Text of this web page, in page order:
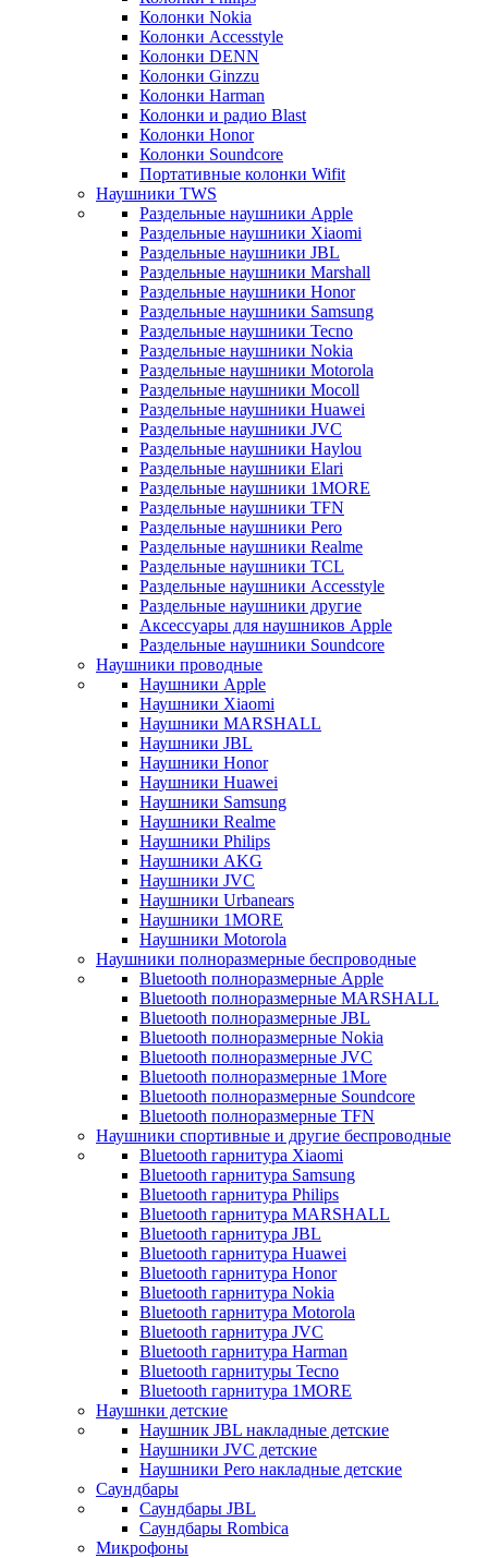
Колонки Nokia
Колонки Accesstyle
Колонки DENN
Колонки Ginzzu
Колонки Harman
Колонки и радио Blast
Колонки Honor
Колонки Soundcore
Портативные колонки Wifit
Наушники TWS
Раздельные наушники Apple
Раздельные наушники Xiaomi
Раздельные наушники JBL
Раздельные наушники Marshall
Раздельные наушники Honor
Раздельные наушники Samsung
Раздельные наушники Tecno
Раздельные наушники Nokia
Раздельные наушники Motorola
Раздельные наушники Mocoll
Раздельные наушники Huawei
Раздельные наушники JVC
Раздельные наушники Haylou
Раздельные наушники Elari
Раздельные наушники 1MORE
Раздельные наушники TFN
Раздельные наушники Pero
Раздельные наушники Realme
Раздельные наушники TCL
Раздельные наушники Accesstyle
Раздельные наушники другие
Аксессуары для наушников Apple
Раздельные наушники Soundcore
Наушники проводные
Наушники Apple
Наушники Xiaomi
Наушники MARSHALL
Наушники JBL
Наушники Honor
Наушники Huawei
Наушники Samsung
Наушники Realme
Наушники Philips
Наушники AKG
Наушники JVC
Наушники Urbanears
Наушники 1MORE
Наушники Motorola
Наушники полноразмерные беспроводные
Bluetooth полноразмерные Apple
Bluetooth полноразмерные MARSHALL
Bluetooth полноразмерные JBL
Bluetooth полноразмерные Nokia
Bluetooth полноразмерные JVC
Bluetooth полноразмерные 1More
Bluetooth полноразмерные Soundcore
Bluetooth полноразмерные TFN
Наушники спортивные и другие беспроводные
Bluetooth гарнитура Xiaomi
Bluetooth гарнитура Samsung
Bluetooth гарнитура Philips
Bluetooth гарнитура MARSHALL
Bluetooth гарнитура JBL
Bluetooth гарнитура Huawei
Bluetooth гарнитура Honor
Bluetooth гарнитура Nokia
Bluetooth гарнитура Motorola
Bluetooth гарнитура JVC
Bluetooth гарнитура Harman
Bluetooth гарнитуры Tecno
Bluetooth гарнитура 1MORE
Наушнки детские
Наушник JBL накладные детские
Наушники JVC детские
Наушники Pero накладные детские
Саундбары
Саундбары JBL
Саундбары Rombica
Микрофоны